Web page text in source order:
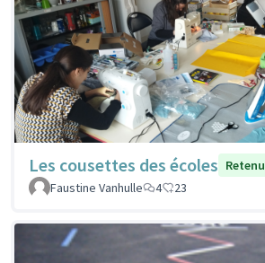
Les cousettes des écoles
Faustine Vanhulle
4 23